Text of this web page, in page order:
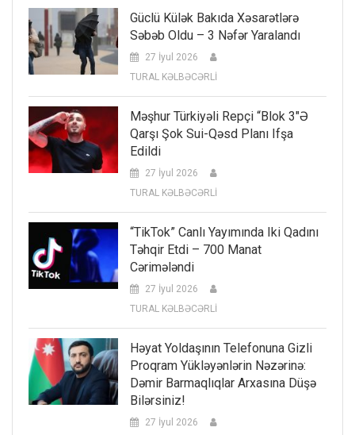
Güclü Külək Bakıda Xəsarətlərə
Səbəb Oldu – 3 Nəfər Yaralandı
27 İyul 2026
TURAL KƏLBƏCƏRLİ
Məşhur Türkiyəli Repçi “Blok 3″ə
Qarşı Şok Sui-Qəsd Planı Ifşa
Edildi
27 İyul 2026
TURAL KƏLBƏCƏRLİ
“TikTok” Canlı Yayımında Iki Qadını
Təhqir Etdi – 700 Manat
Cərimələndi
27 İyul 2026
TURAL KƏLBƏCƏRLİ
Həyat Yoldaşının Telefonuna Gizli
Proqram Yükləyənlərin Nəzərinə:
Dəmir Barmaqlıqlar Arxasına Düşə
Bilərsiniz!
27 İyul 2026